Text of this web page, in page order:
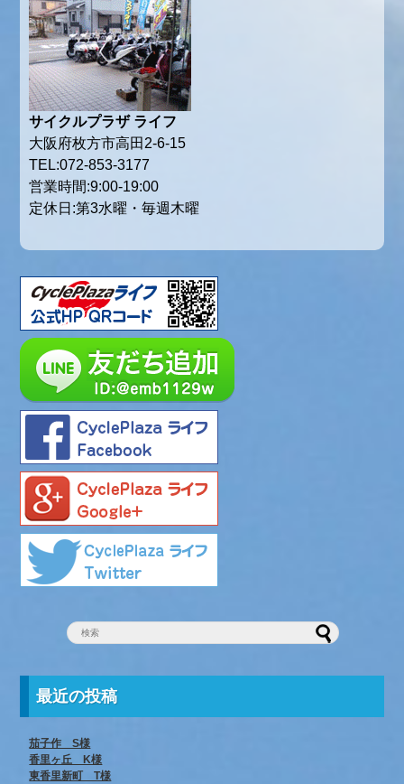
サイクルプラザ ライフ
大阪府枚方市高田2-6-15
TEL:072-853-3177
営業時間:9:00-19:00
定休日:第3水曜・毎週木曜
最近の投稿
茄子作 S様
香里ヶ丘 K様
東香里新町 T様